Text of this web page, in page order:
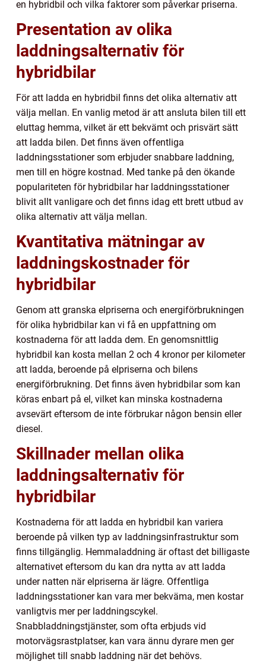
en hybridbil och vilka faktorer som påverkar priserna.
Presentation av olika
laddningsalternativ för
hybridbilar
För att ladda en hybridbil finns det olika alternativ att
välja mellan. En vanlig metod är att ansluta bilen till ett
eluttag hemma, vilket är ett bekvämt och prisvärt sätt
att ladda bilen. Det finns även offentliga
laddningsstationer som erbjuder snabbare laddning,
men till en högre kostnad. Med tanke på den ökande
populariteten för hybridbilar har laddningsstationer
blivit allt vanligare och det finns idag ett brett utbud av
olika alternativ att välja mellan.
Kvantitativa mätningar av
laddningskostnader för
hybridbilar
Genom att granska elpriserna och energiförbrukningen
för olika hybridbilar kan vi få en uppfattning om
kostnaderna för att ladda dem. En genomsnittlig
hybridbil kan kosta mellan 2 och 4 kronor per kilometer
att ladda, beroende på elpriserna och bilens
energiförbrukning. Det finns även hybridbilar som kan
köras enbart på el, vilket kan minska kostnaderna
avsevärt eftersom de inte förbrukar någon bensin eller
diesel.
Skillnader mellan olika
laddningsalternativ för
hybridbilar
Kostnaderna för att ladda en hybridbil kan variera
beroende på vilken typ av laddningsinfrastruktur som
finns tillgänglig. Hemmaladdning är oftast det billigaste
alternativet eftersom du kan dra nytta av att ladda
under natten när elpriserna är lägre. Offentliga
laddningsstationer kan vara mer bekväma, men kostar
vanligtvis mer per laddningscykel.
Snabbladdningstjänster, som ofta erbjuds vid
motorvägsrastplatser, kan vara ännu dyrare men ger
möjlighet till snabb laddning när det behövs.